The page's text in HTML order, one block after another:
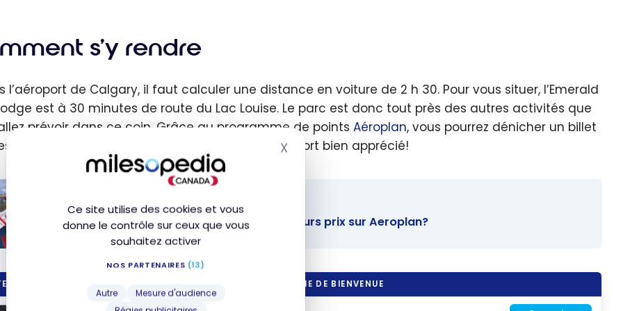
Ce site utilise des cookies et vous
donne le contrôle sur ceux que vous
souhaitez activer
NOS PARTENAIRES (13)
Autre
Mesure d'audience
XMasquer le bandeau des cookies
et
avec les
points |
Témoigna
ge
s’y rendre
l’aéroport de Calgary, il faut calculer une distance en voiture de 2 h 30. Pour vous situer, l’Emerald
est à 30 minutes de route du Lac Louise. Le parc est donc tout près des autres activités que
prévoir dans ce coin. Grâce au programme de points Aéroplan, vous pourrez dénicher un billet
pour cette destination, ce qui est toujours fort bien apprécié!
les
TUTORIELS
Aéroplan : Comment trouver les meilleurs prix sur Aeroplan?
DE CRÉDIT PRIME DE BIENVENUE